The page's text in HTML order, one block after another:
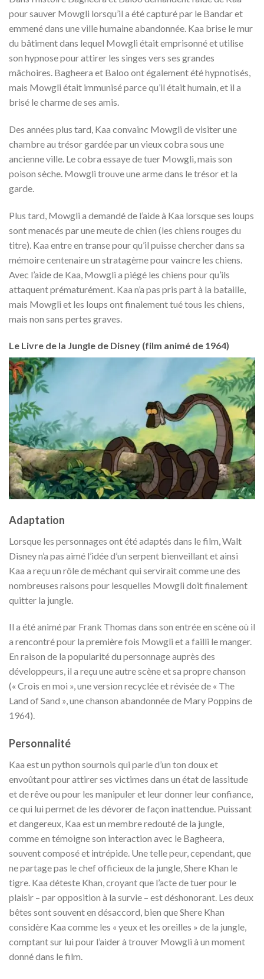
pour sauver Mowgli lorsqu’il a été capturé par le Bandar et
emmené dans une ville humaine abandonnée. Kaa brise le mur
du bâtiment dans lequel Mowgli était emprisonné et utilise
son hypnose pour attirer les singes vers ses grandes
mâchoires. Bagheera et Baloo ont également été hypnotisés,
mais Mowgli était immunisé parce qu’il était humain, et il a
brisé le charme de ses amis.
Des années plus tard, Kaa convainc Mowgli de visiter une
chambre au trésor gardée par un vieux cobra sous une
ancienne ville. Le cobra essaye de tuer Mowgli, mais son
poison sèche. Mowgli trouve une arme dans le trésor et la
garde.
Plus tard, Mowgli a demandé de l’aide à Kaa lorsque ses loups
sont menacés par une meute de chien (les chiens rouges du
titre). Kaa entre en transe pour qu’il puisse chercher dans sa
mémoire centenaire un stratagème pour vaincre les chiens.
Avec l’aide de Kaa, Mowgli a piégé les chiens pour qu’ils
attaquent prématurément. Kaa n’a pas pris part à la bataille,
mais Mowgli et les loups ont finalement tué tous les chiens,
mais non sans pertes graves.
Le Livre de la Jungle de Disney (film animé de 1964)
Adaptation
Lorsque les personnages ont été adaptés dans le film, Walt
Disney n’a pas aimé l’idée d’un serpent bienveillant et ainsi
Kaa a reçu un rôle de méchant qui servirait comme une des
nombreuses raisons pour lesquelles Mowgli doit finalement
quitter la jungle.
Il a été animé par Frank Thomas dans son entrée en scène où il
a rencontré pour la première fois Mowgli et a failli le manger.
En raison de la popularité du personnage auprès des
développeurs, il a reçu une autre scène et sa propre chanson
(« Crois en moi », une version recyclée et révisée de « The
Land of Sand », une chanson abandonnée de Mary Poppins de
1964).
Personnalité
Kaa est un python sournois qui parle d’un ton doux et
envoûtant pour attirer ses victimes dans un état de lassitude
et de rêve ou pour les manipuler et leur donner leur confiance,
ce qui lui permet de les dévorer de façon inattendue. Puissant
et dangereux, Kaa est un membre redouté de la jungle,
comme en témoigne son interaction avec le Bagheera,
souvent composé et intrépide. Une telle peur, cependant, que
ne partage pas le chef officieux de la jungle, Shere Khan le
tigre. Kaa déteste Khan, croyant que l’acte de tuer pour le
plaisir – par opposition à la survie – est déshonorant. Les deux
bêtes sont souvent en désaccord, bien que Shere Khan
considère Kaa comme les « yeux et les oreilles » de la jungle,
comptant sur lui pour l’aider à trouver Mowgli à un moment
donné dans le film.